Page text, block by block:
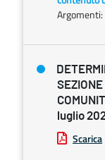
Argomenti:
SEZIONE
luglio
Scarica